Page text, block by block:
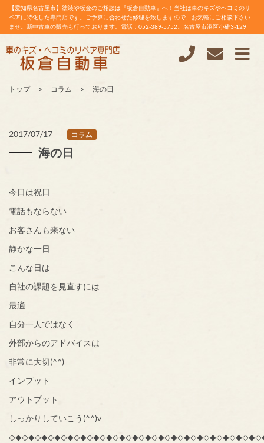
【愛知県名古屋市】塗装や板金のご相談は『板倉自動車』へ！当社は車のキズやヘコミのリ
ペアに特化した専門店です。ご予算に合わせた修理を致しますので、お気軽にご相談下さい
ませ。新中古車の販売も行っております。電話：052-389-5752。名古屋市港区小碓3-129
トップ コラム 海の日
2017/07/17 コラム
海の日
今日は祝日
電話もならない
お客さんも来ない
静かな一日
こんな日は
自社の課題を見直すには
最適
自分一人ではなく
外部からのアドバイスは
非常に大切(^^)
インプット
アウトプット
しっかりしていこう(^^)v